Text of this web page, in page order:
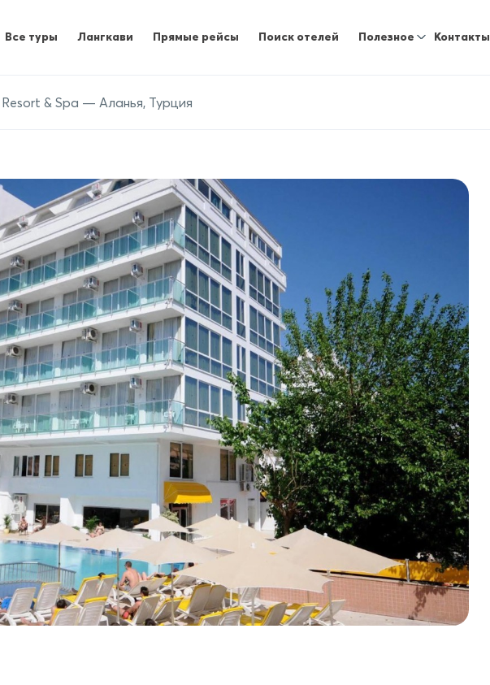
Все туры Лангкави Прямые рейсы Поиск отелей Полезное Контакты
& Spa — Аланья, Турция